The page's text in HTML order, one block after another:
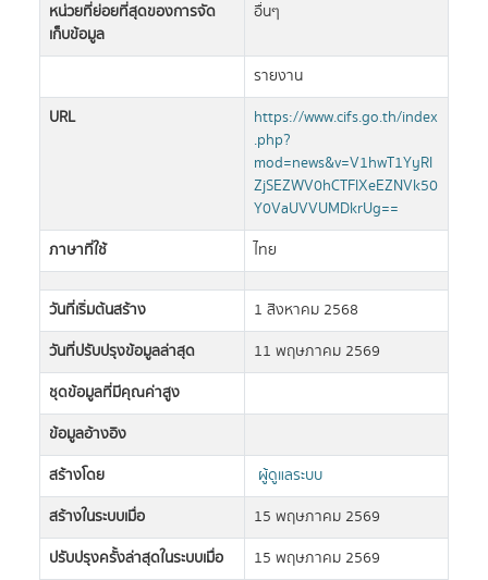
หน่วยที่ย่อยที่สุดของการจัด
เก็บข้อมูล
อื่นๆ
รายงาน
URL
https://www.cifs.go.th/index
.php?
mod=news&v=V1hwT1YyRl
ZjSEZWV0hCTFlXeEZNVk50
Y0VaUVVUMDkrUg==
ภาษาที่ใช้
ไทย
วันที่เริ่มต้นสร้าง
1 สิงหาคม 2568
วันที่ปรับปรุงข้อมูลล่าสุด
11 พฤษภาคม 2569
ชุดข้อมูลที่มีคุณค่าสูง
ข้อมูลอ้างอิง
สร้างโดย
ผู้ดูแลระบบ
สร้างในระบบเมื่อ
15 พฤษภาคม 2569
ปรับปรุงครั้งล่าสุดในระบบเมื่อ
15 พฤษภาคม 2569